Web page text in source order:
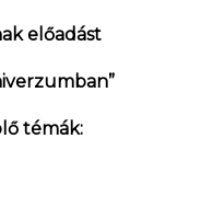
előadást
témák: